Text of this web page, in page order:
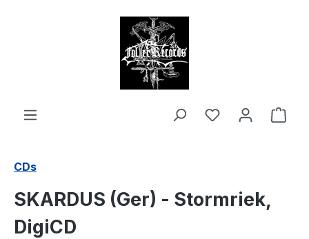
CDs
SKARDUS (Ger) - Stormriek,
DigiCD